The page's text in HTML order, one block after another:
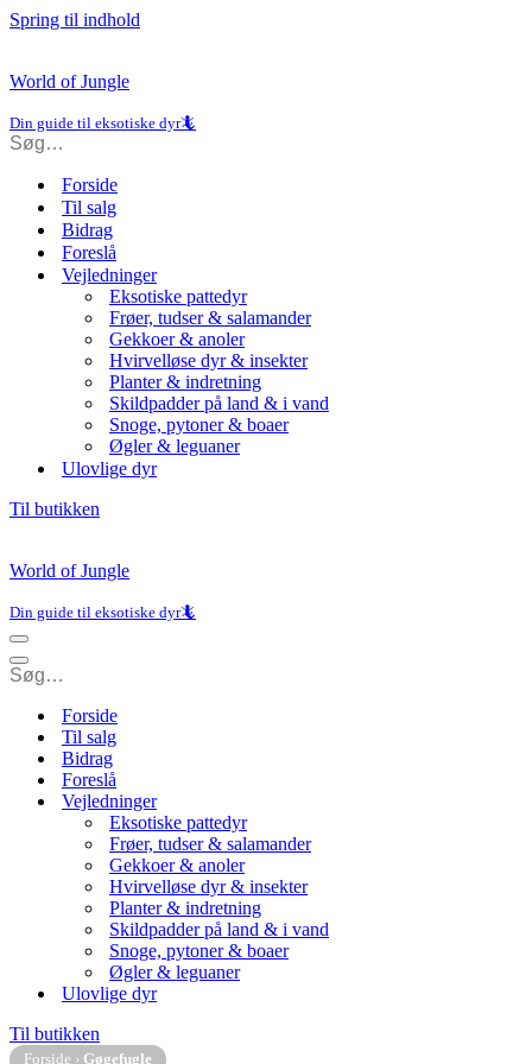
Spring til indhold
World of Jungle
Din guide til eksotiske dyr🦎
Forside
Til salg
Bidrag
Foreslå
Vejledninger
Eksotiske pattedyr
Frøer, tudser & salamander
Gekkoer & anoler
Hvirvelløse dyr & insekter
Planter & indretning
Skildpadder på land & i vand
Snoge, pytoner & boaer
Øgler & leguaner
Ulovlige dyr
Til butikken
World of Jungle
Din guide til eksotiske dyr🦎
Navigation
menu
Navigation
menu
Forside
Til salg
Bidrag
Foreslå
Vejledninger
Eksotiske pattedyr
Frøer, tudser & salamander
Gekkoer & anoler
Hvirvelløse dyr & insekter
Planter & indretning
Skildpadder på land & i vand
Snoge, pytoner & boaer
Øgler & leguaner
Ulovlige dyr
Til butikken
Forside › Gøgefugle